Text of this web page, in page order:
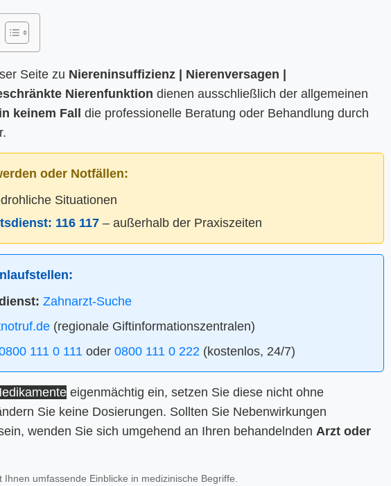
Seite zu Niereninsuffizienz | Nierenversagen |
Nierenfunktion dienen ausschließlich der allgemeinen
in keinem Fall die professionelle Beratung oder Behandlung durch
oder Notfällen:
Situationen
116 117 – außerhalb der Praxiszeiten
Zahnarzt-Suche
(regionale Giftinformationszentralen)
111 0 111 oder 0800 111 0 222 (kostenlos, 24/7)
eigenmächtig ein, setzen Sie diese nicht ohne
Sie keine Dosierungen. Sollten Sie Nebenwirkungen
wenden Sie sich umgehend an Ihren behandelnden Arzt oder
umfassende Einblicke in medizinische Begriffe.